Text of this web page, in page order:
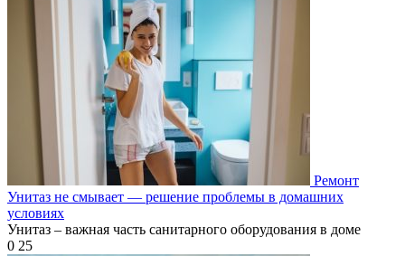
Ремонт
Унитаз не смывает — решение проблемы в домашних
условиях
Унитаз – важная часть санитарного оборудования в доме
0 25